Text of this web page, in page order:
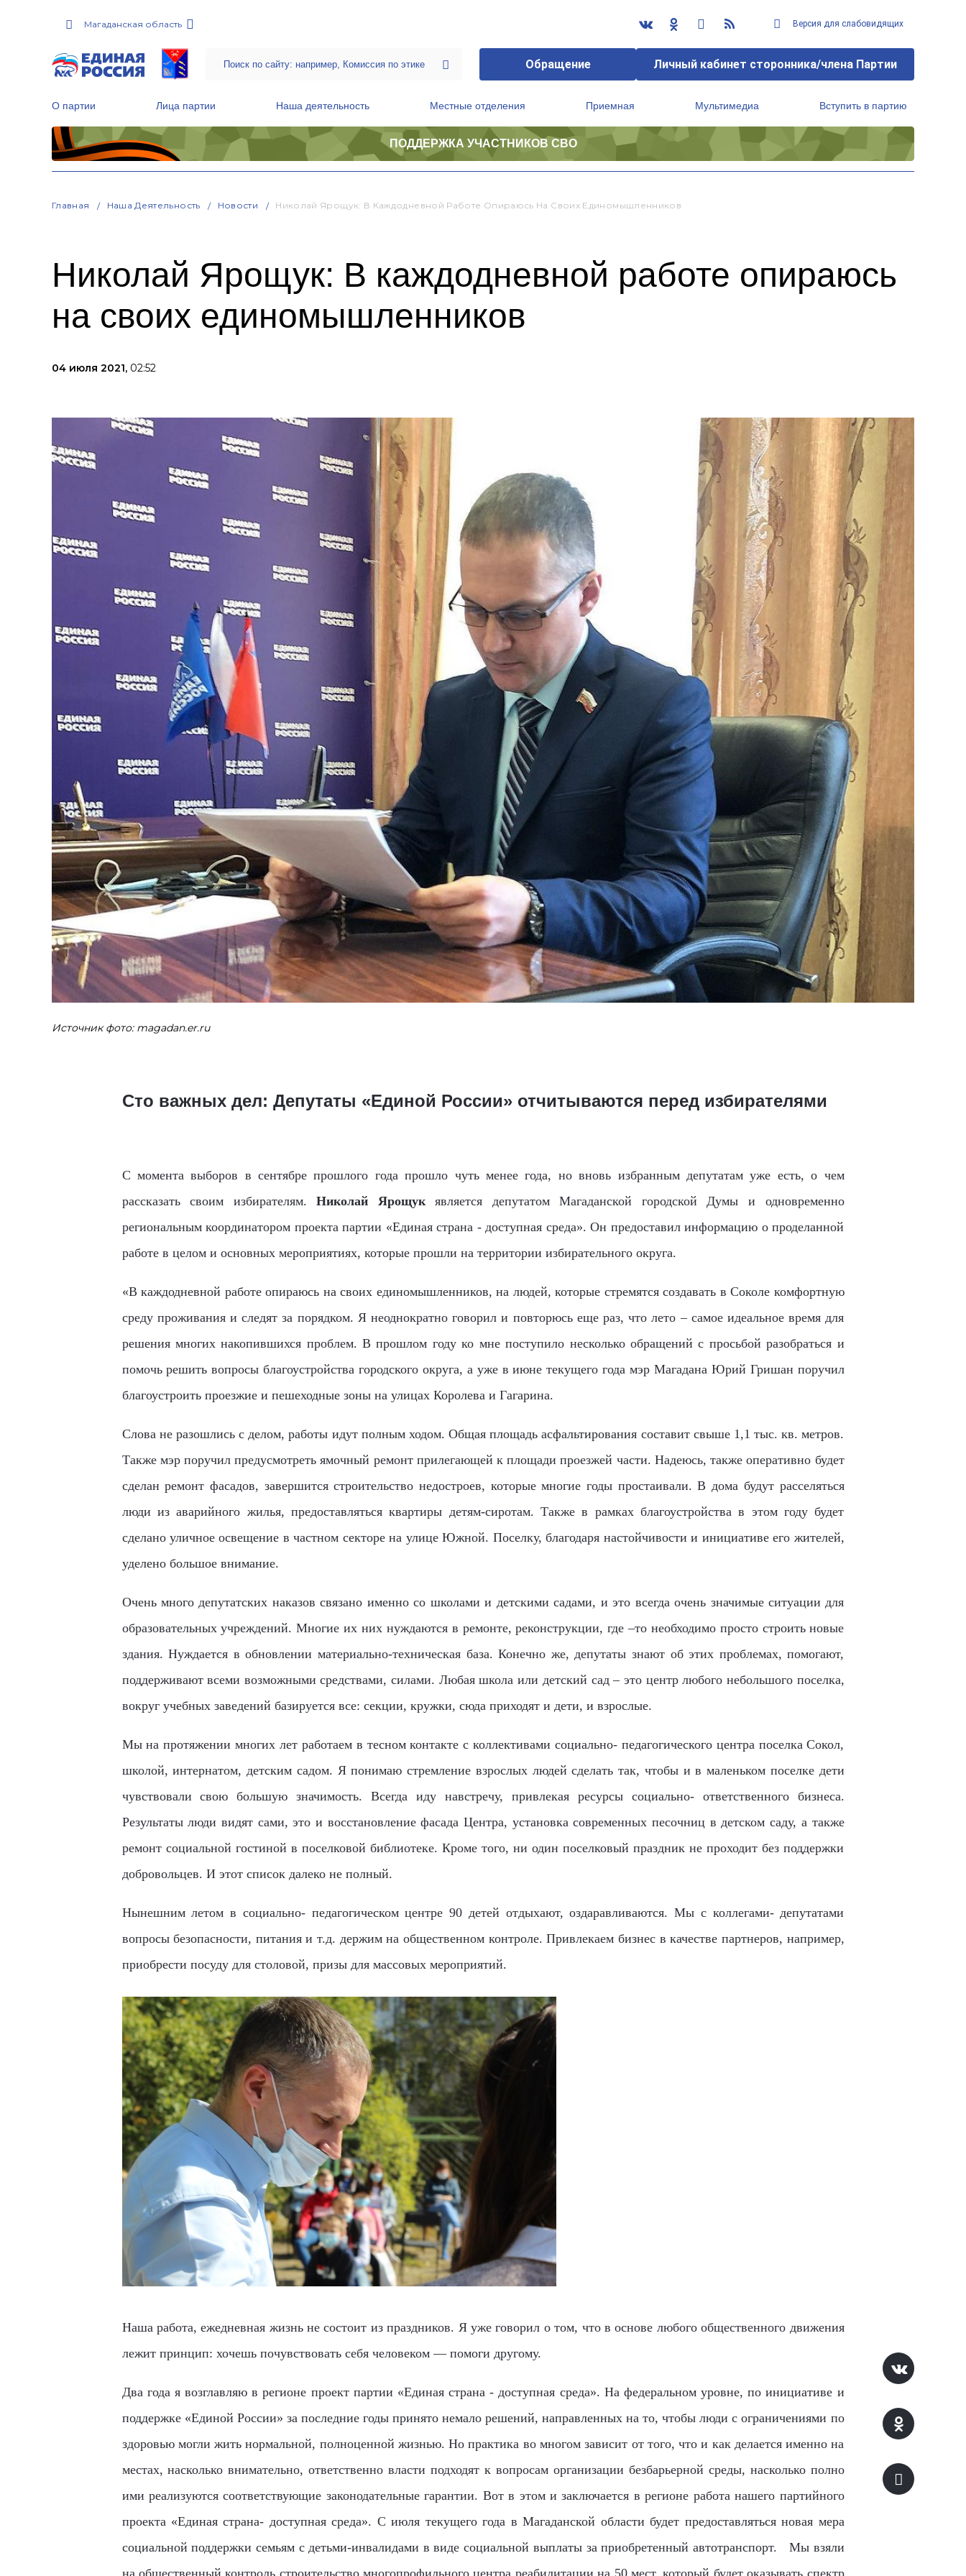
Магаданская область Версия для слабовидящих
Обращение Личный кабинет сторонника/члена Партии
О партии Лица партии Наша деятельность Местные отделения Приемная Мультимедиа Вступить в партию
ПОДДЕРЖКА УЧАСТНИКОВ СВО
Главная Наша Деятельность Новости Николай Ярощук: В Каждодневной Работе Опираюсь На Своих Единомышленников
Николай Ярощук: В каждодневной работе опираюсь
на своих единомышленников
04 июля 2021, 02:52
Источник фото: magadan.er.ru
Сто важных дел: Депутаты «Единой России» отчитываются перед избирателями
С момента выборов в сентябре прошлого года прошло чуть менее года, но вновь избранным депутатам уже есть, о чем
рассказать своим избирателям.Николай Ярощукявляется депутатом Магаданской городской Думы и одновременно
региональным координатором проекта партии «Единая страна - доступная среда». Он предоставил информацию о проделанной
работе в целом и основных мероприятиях, которые прошли на территории избирательного округа.
«В каждодневной работе опираюсь на своих единомышленников, на людей, которые стремятся создавать в Соколе комфортную
среду проживания и следят за порядком. Я неоднократно говорил и повторюсь еще раз, что лето – самое идеальное время для
решения многих накопившихся проблем. В прошлом году ко мне поступило несколько обращений с просьбой разобраться и
помочь решить вопросы благоустройства городского округа, а уже в июне текущего года мэр Магадана Юрий Гришан поручил
благоустроить проезжие и пешеходные зоны на улицах Королева и Гагарина.
Слова не разошлись с делом, работы идут полным ходом. Общая площадь асфальтирования составит свыше 1,1 тыс. кв. метров.
Также мэр поручил предусмотреть ямочный ремонт прилегающей к площади проезжей части. Надеюсь, также оперативно будет
сделан ремонт фасадов, завершится строительство недостроев, которые многие годы простаивали. В дома будут расселяться
люди из аварийного жилья, предоставляться квартиры детям-сиротам. Также в рамках благоустройства в этом году будет
сделано уличное освещение в частном секторе на улице Южной. Поселку, благодаря настойчивости и инициативе его жителей,
уделено большое внимание.
Очень много депутатских наказов связано именно со школами и детскими садами, и это всегда очень значимые ситуации для
образовательных учреждений. Многие их них нуждаются в ремонте, реконструкции, где –то необходимо просто строить новые
здания. Нуждается в обновлении материально-техническая база. Конечно же, депутаты знают об этих проблемах, помогают,
поддерживают всеми возможными средствами, силами. Любая школа или детский сад – это центр любого небольшого поселка,
вокруг учебных заведений базируется все: секции, кружки, сюда приходят и дети, и взрослые.
Мы на протяжении многих лет работаем в тесном контакте с коллективами социально- педагогического центра поселка Сокол,
школой, интернатом, детским садом. Я понимаю стремление взрослых людей сделать так, чтобы и в маленьком поселке дети
чувствовали свою большую значимость. Всегда иду навстречу, привлекая ресурсы социально- ответственного бизнеса.
Результаты люди видят сами, это и восстановление фасада Центра, установка современных песочниц в детском саду, а также
ремонт социальной гостиной в поселковой библиотеке. Кроме того, ни один поселковый праздник не проходит без поддержки
добровольцев. И этот список далеко не полный.
Нынешним летом в социально- педагогическом центре 90 детей отдыхают, оздаравливаются. Мы с коллегами- депутатами
вопросы безопасности, питания и т.д. держим на общественном контроле. Привлекаем бизнес в качестве партнеров, например,
приобрести посуду для столовой, призы для массовых мероприятий.
Наша работа, ежедневная жизнь не состоит из праздников. Я уже говорил о том, что в основе любого общественного движения
лежит принцип: хочешь почувствовать себя человеком — помоги другому.
Два года я возглавляю в регионе проект партии «Единая страна - доступная среда». На федеральном уровне, по инициативе и
поддержке «Единой России» за последние годы принято немало решений, направленных на то, чтобы люди с ограничениями по
здоровью могли жить нормальной, полноценной жизнью. Но практика во многом зависит от того, что и как делается именно на
местах, насколько внимательно, ответственно власти подходят к вопросам организации безбарьерной среды, насколько полно
ими реализуются соответствующие законодательные гарантии. Вот в этом и заключается в регионе работа нашего партийного
проекта «Единая страна- доступная среда». С июля текущего года в Магаданской области будет предоставляться новая мера
социальной поддержки семьям с детьми-инвалидами в виде социальной выплаты за приобретенный автотранспорт.
Мы взяли
на общественный контроль строительство многопрофильного центра реабилитации на 50 мест, который будет оказывать спектр